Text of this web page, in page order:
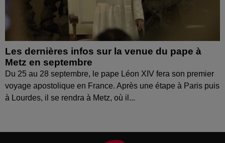
Les dernières infos sur la venue du pape à
Metz en septembre
Du 25 au 28 septembre, le pape Léon XIV fera son premier
voyage apostolique en France. Après une étape à Paris puis
à Lourdes, il se rendra à Metz, où il...